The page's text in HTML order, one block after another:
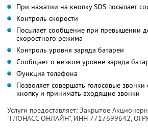
При нажатии на кнопку SOS посылает
Контроль скорости
Посылает сообщение при превышении
скоростного режима
Контроль уровня заряда батареи
Сообщает о низком уровне заряда
Функция телефона
Позволяет совершать голосовые
кнопку и принимать входящие звонки
Услуги предоставляет: Закрытое
"ГЛОНАСС ОНЛАЙН", ИНН 7717699642,